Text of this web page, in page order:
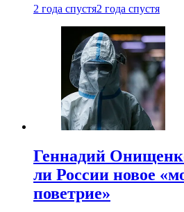
2 года спустя2 года спустя
Геннадий
ли России новое
поветрие»